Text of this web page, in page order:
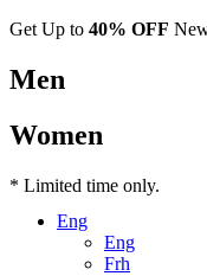
Get Up to 40% OFF
Men
Women
* Limited time only.
Eng
Eng
Frh